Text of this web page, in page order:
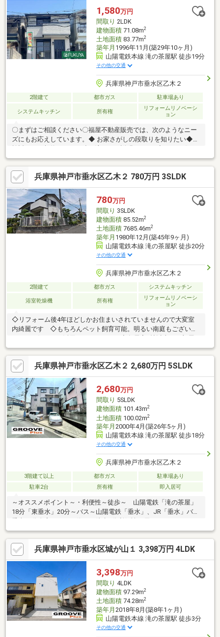
す。お家さがしをし始めてすぐの方もお気軽にお問合せください♪
1,580万円
間取り 2LDK
建物面積71.08m2
土地面積83.77m2
築年月 1996年11月(築29年10ヶ月)
山陽電鉄本線 滝の茶屋駅 徒歩19分
その他の交通
兵庫県神戸市垂水区乙木２
2階建て 都市ガス 駐車場あり
システムキッチン 所有権
リフォームリノベーシ
ョン
〇まずはご相談ください〇福屋不動産販売では、次のようなニー
ズにもお応えしています。◆ お家さがしの段取りを知りたい◆ご
い購入のご参考にしてください♪◆ 予算を知りたい◆収入や家賃
から予算やローン金額のシミュレーションをします。物件購入の
際に不安となる諸費用や税金のことにお答えします。その他リフ
ォーム・住み替えのお悩みなど幅広くお手伝いさせていただきま
す。お家さがしをし始めてすぐの方もお気軽にお問合せください♪
兵庫県神戸市垂水区乙木２ 780万円 3SLDK
780万円
間取り 3SLDK
建物面積85.52m2
土地面積7685.46m2
築年月 1980年12月(築45年9ヶ月)
山陽電鉄本線 滝の茶屋駅 徒歩20分
その他の交通
兵庫県神戸市垂水区乙木２
2階建て 都市ガス システムキッチン
浴室乾燥機 所有権
リフォームリノベーシ
ョン
◇リフォーム後4年ほどしかお住まいされていませんので大変室
内綺麗です ◇もちろんペット飼育可能。明るい南庭もございま
すのでお好きにご活用いただけます ◇各居室6帖以上で３部屋
＋リビングになるので大変広々。スキップフロアタイプで独立性
ございます ◇豊かな緑に囲まれたのどかな環境。植物などもし
っかり管理されていますので大変快適な住環境がございます
◇◇住宅ローンがお使いいただけない事が多い物件になります。
購入手段については弊社がご相談しっかり賜ります
兵庫県神戸市垂水区乙木２ 2,680万円 5SLDK
2,680万円
間取り 5SLDK
建物面積101.43m2
土地面積100.02m2
築年月 2000年4月(築26年5ヶ月)
山陽電鉄本線 滝の茶屋駅 徒歩18分
その他の交通
兵庫県神戸市垂水区乙木２
3階建て以上 都市ガス
駐車場あり
駐車2台
所有権 即入居可
～オススメポイント～・利便性～徒歩～ 山陽電鉄「滝の茶屋」
18分「東垂水」20分～バス～山陽電鉄「垂水」、JR「垂水」バス
す。～周辺環境～コープ福田：徒歩5分サンディ東垂水店：徒歩3
分スギ薬局東垂水店：徒歩4分ファミリーマート神戸東垂水三丁目
店：徒歩7分ホームセンターコーナンジェームス山店：徒歩13分
神戸市立福田小学校：徒歩2分神戸市立垂水東中学校：徒歩7分生
活しやすい環境ですし、内装リフォームしていますのでお気軽に
お問い合わせください。（エリア担当 佐藤）まで
兵庫県神戸市垂水区城が山１ 3,398万円 4LDK
3,398万円
間取り 4LDK
建物面積97.29m2
土地面積74.28m2
築年月 2018年8月(築8年1ヶ月)
山陽電鉄本線 滝の茶屋駅 徒歩3分
その他の交通